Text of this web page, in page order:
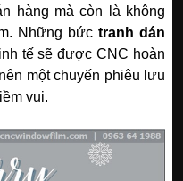
hàng mà còn là không
Những bức tranh dán
tế sẽ được CNC hoàn
một chuyến phiêu lưu
vui.